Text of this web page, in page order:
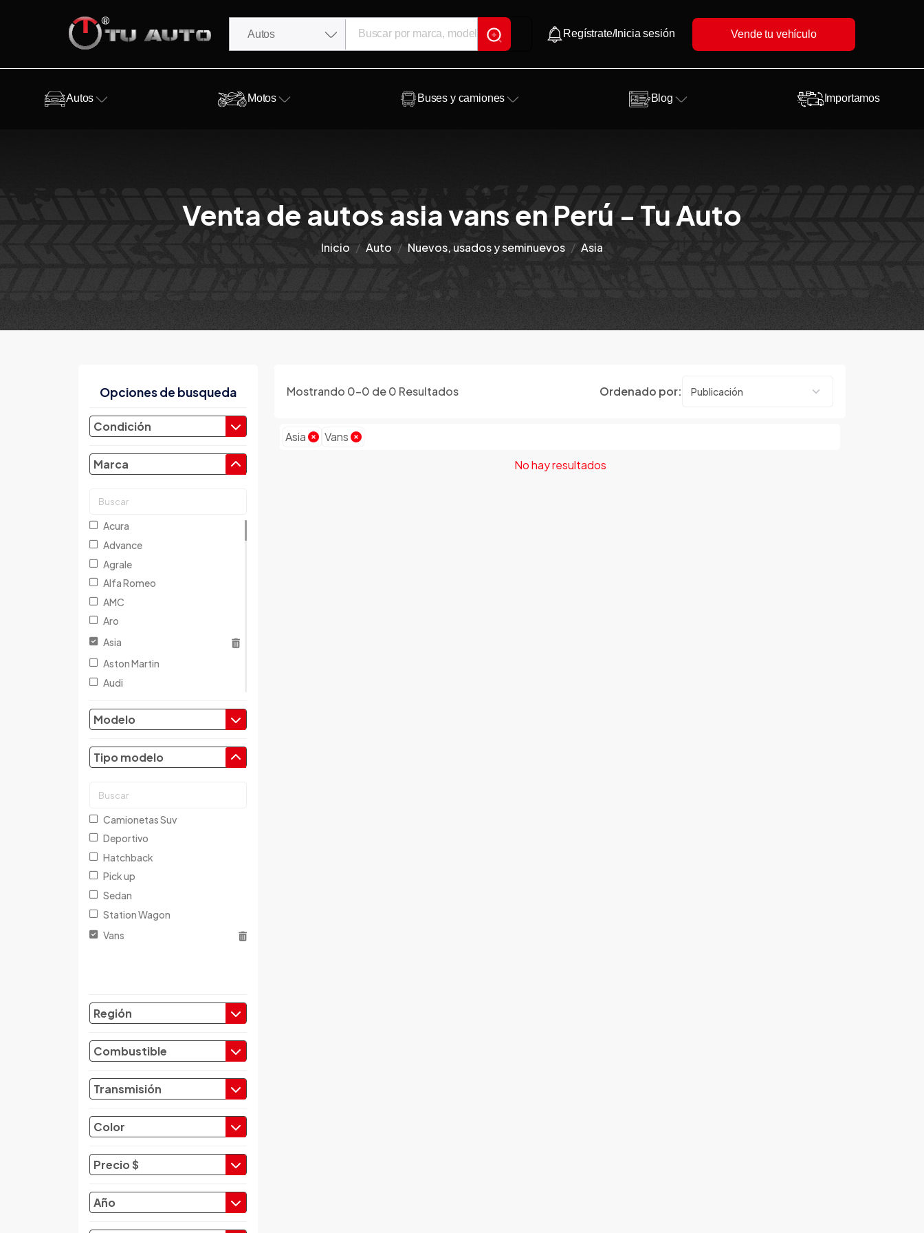
Regístrate/Inicia sesión Vende tu vehículo
Autos Motos Buses y camiones Blog Importamos
Venta de autos asia vans en Perú - Tu Auto
Inicio Auto Nuevos, usados y seminuevos Asia
Opciones de busqueda
Condición
Marca
Acura
Advance
Agrale
Alfa Romeo
AMC
Aro
Asia
Aston Martin
Audi
Baic
Bentley
Brilliance
Buick
Byd
Cadillac
Chana
Changan
Changfeng
Changhe
Citroen
Cupra
Dacia
Daewoo
Daf
Daihatsu
Datsun
Dayun
Derbi
Dfsk
Dmc
Dodge
Modelo
Tipo modelo
Camionetas Suv
Deportivo
Hatchback
Pick up
Sedan
Station Wagon
Vans
Región
Combustible
Transmisión
Color
Precio $
Año
Mostrando 0-0 de0 Resultados Ordenado por:
Asia
Vans
No hay resultados